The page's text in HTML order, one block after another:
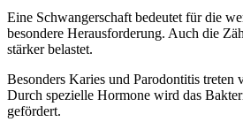
Eine Schwangerschaft bedeutet für die
besondere Herausforderung. Auch die
stärker belastet.
Besonders Karies und Parodontitis treten
Durch spezielle Hormone wird das
gefördert.